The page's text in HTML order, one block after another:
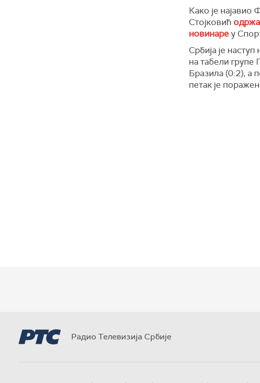
Како је најавио
Стојковић
новинареу
Србија је
на табели групе
Бразила (0:2), а
петак је
Радио Телевизија Србије